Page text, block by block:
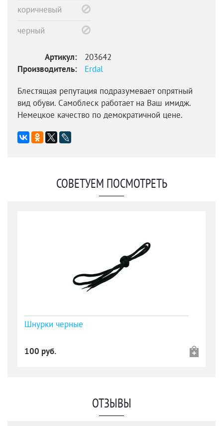
коричневый
черный
Артикул:
203642
Производитель:
Erdal
Блестящая репутация подразумевает опрятный
вид обуви. Самоблеск работает на Ваш имидж.
Немецкое качество по демократичной цене.
СОВЕТУЕМ ПОСМОТРЕТЬ
Шнурки черные
100 руб.
ОТЗЫВЫ